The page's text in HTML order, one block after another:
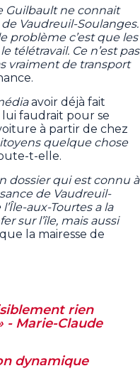
Guilbault ne connait
Vaudreuil-Soulanges.
problème c’est que les
télétravail. Ce n’est pas
vraiment de transport
avoir déjà fait
lui faudrait pour se
à partir de chez
quelque chose
t-elle.
dossier qui est connu à
de Vaudreuil-
aux-Tourtes a la
sur l’île, mais aussi
la mairesse de
rien
- Marie-Claude
dynamique